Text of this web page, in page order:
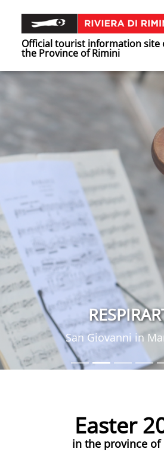
Official tourist information site
the Province of Rimini
San Giovanni in
Easter
in the province of